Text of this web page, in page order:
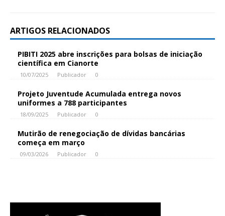
ARTIGOS RELACIONADOS
PIBITI 2025 abre inscrições para bolsas de iniciação
científica em Cianorte
10/07/2025 Publicador 0
Projeto Juventude Acumulada entrega novos
uniformes a 788 participantes
18/09/2025 Publicador 0
Mutirão de renegociação de dívidas bancárias
começa em março
09/03/2026 Publicador 0